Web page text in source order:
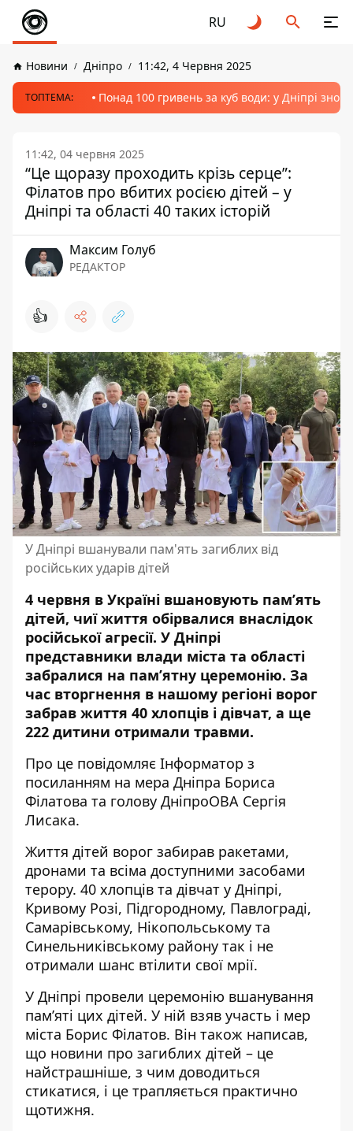
RU
Новини Дніпро 11:42, 4 Червня 2025
ТОПТЕМА: Понад 100 гривень за куб води: у Дніпрі
11:42, 04 червня 2025
“Це щоразу проходить крізь серце”:
Філатов про вбитих росією дітей – у
Дніпрі та області 40 таких історій
Максим Голуб
РЕДАКТОР
👍
У Дніпрі вшанували пам'ять загиблих від
російських ударів дітей
4 червня в Україні вшановують пам’ять
дітей, чиї життя обірвалися внаслідок
російської агресії. У Дніпрі
представники влади міста та області
забралися на пам’ятну церемонію. За
час вторгнення в нашому регіоні ворог
забрав життя 40 хлопців і дівчат, а ще
222 дитини отримали травми.
Про це повідомляє Інформатор з
посиланням на мера Дніпра Бориса
Філатова та голову ДніпроОВА Сергія
Лисака.
Життя дітей ворог забирав ракетами,
дронами та всіма доступними засобами
терору. 40 хлопців та дівчат у Дніпрі,
Кривому Розі, Підгородному, Павлограді,
Самарівському, Нікопольському та
Синельниківському району так і не
отримали шанс втілити свої мрії.
У Дніпрі провели церемонію вшанування
пам’яті цих дітей. У ній взяв участь і мер
міста Борис Філатов. Він також написав,
що новини про загиблих дітей – це
найстрашніше, з чим доводиться
стикатися, і це трапляється практично
щотижня.